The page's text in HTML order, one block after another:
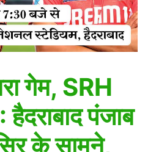
गेम, SRH
पंजाब
के सामने,